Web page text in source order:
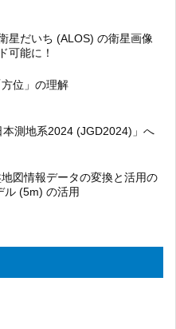
星だいち (ALOS) の衛星画像
可能に！
位」の理解
測地系2024 (JGD2024)」へ
図情報データの変換と活用の
ル (5m) の活用